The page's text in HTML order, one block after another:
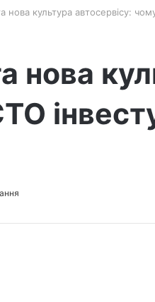
нова культура автосервісу:
нова